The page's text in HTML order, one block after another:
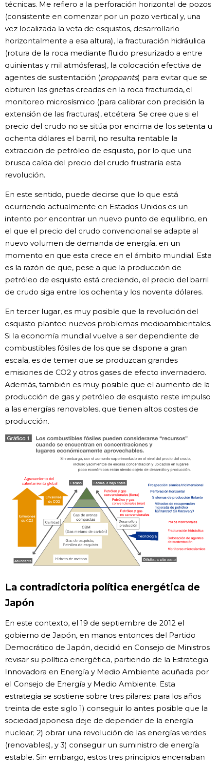
técnicas. Me refiero a la perforación horizontal de pozos
(consistente en comenzar por un pozo vertical y, una
vez localizada la veta de esquistos, desarrollarlo
horizontalmente a esa altura), la fracturación hidráulica
(rotura de la roca mediante fluido presurizado a entre
quinientas y mil atmósferas), la colocación efectiva de
agentes de sustentación (proppants) para evitar que se
obturen las grietas creadas en la roca fracturada, el
monitoreo microsísmico (para calibrar con precisión la
extensión de las fracturas), etcétera. Se cree que si el
precio del crudo no se sitúa por encima de los setenta u
ochenta dólares el barril, no resulta rentable la
extracción de petróleo de esquisto, por lo que una
brusca caída del precio del crudo frustraría esta
revolución.
En este sentido, puede decirse que lo que está
ocurriendo actualmente en Estados Unidos es un
intento por encontrar un nuevo punto de equilibrio, en
el que el precio del crudo convencional se adapte al
nuevo volumen de demanda de energía, en un
momento en que esta crece en el ámbito mundial. Esta
es la razón de que, pese a que la producción de
petróleo de esquisto está creciendo, el precio del barril
de crudo siga entre los ochenta y los noventa dólares.
En tercer lugar, es muy posible que la revolución del
esquisto plantee nuevos problemas medioambientales.
Si la economía mundial vuelve a ser dependiente de
combustibles fósiles de los que se dispone a gran
escala, es de temer que se produzcan grandes
emisiones de CO2 y otros gases de efecto invernadero.
Además, también es muy posible que el aumento de la
producción de gas y petróleo de esquisto reste impulso
a las energías renovables, que tienen altos costes de
producción.
La contradictoria política energética de
Japón
En este contexto, el 19 de septiembre de 2012 el
gobierno de Japón, en manos entonces del Partido
Democrático de Japón, decidió en Consejo de Ministros
revisar su política energética, partiendo de la Estrategia
Innovadora en Energía y Medio Ambiente acuñada por
el Consejo de Energía y Medio Ambiente. Esta
estrategia se sostiene sobre tres pilares: para los años
treinta de este siglo 1) conseguir lo antes posible que la
sociedad japonesa deje de depender de la energía
nuclear; 2) obrar una revolución de las energías verdes
(renovables), y 3) conseguir un suministro de energía
estable. Sin embargo, estos tres principios encerraban